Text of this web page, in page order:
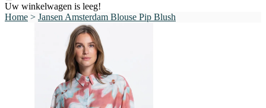
Uw winkelwagen is leeg!
Home > Jansen Amsterdam Blouse Pip Blush